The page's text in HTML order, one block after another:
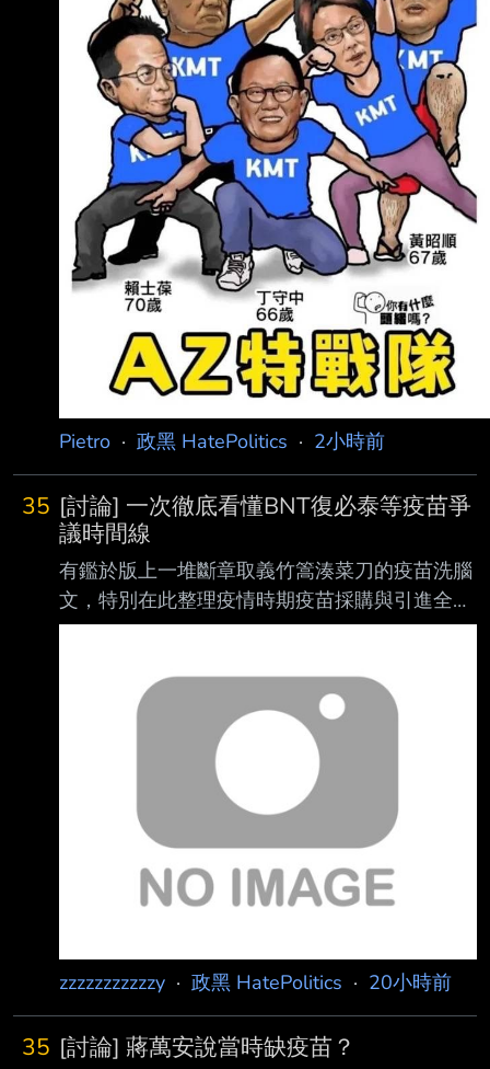
Pietro · 政黑 HatePolitics · 2小時前
35 [討論] 一次徹底看懂BNT復必泰等疫苗爭
議時間線
有鑑於版上一堆斷章取義竹篙湊菜刀的疫苗洗腦
文，特別在此整理疫情時期疫苗採購與引進全時
間線 看完這篇你就不需要再去看其他胡扯文
章會分做兩部份，第一部分解析疫情期間各大疫
苗品牌的引進與台灣需求狀況，第二部分探討
BNT复必泰疫苗事件始末 第一部分： 2020下半
年 政府簽約預購AZ疫苗1000萬劑，全球疫苗仍
未上市。 政府提供研發補助給高端、聯亞等本
土生技公司進行第一、二期臨床試驗。 需求狀
況：2020 年台灣疫情控制良好，疫苗需求尚未
急迫。 2021年 2月 政府簽約
zzzzzzzzzzzy · 政黑 HatePolitics · 20小時前
35 [討論] 蔣萬安說當時缺疫苗？